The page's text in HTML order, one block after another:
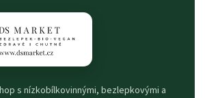
s nízkobílkovinnými, bezlepkovými a